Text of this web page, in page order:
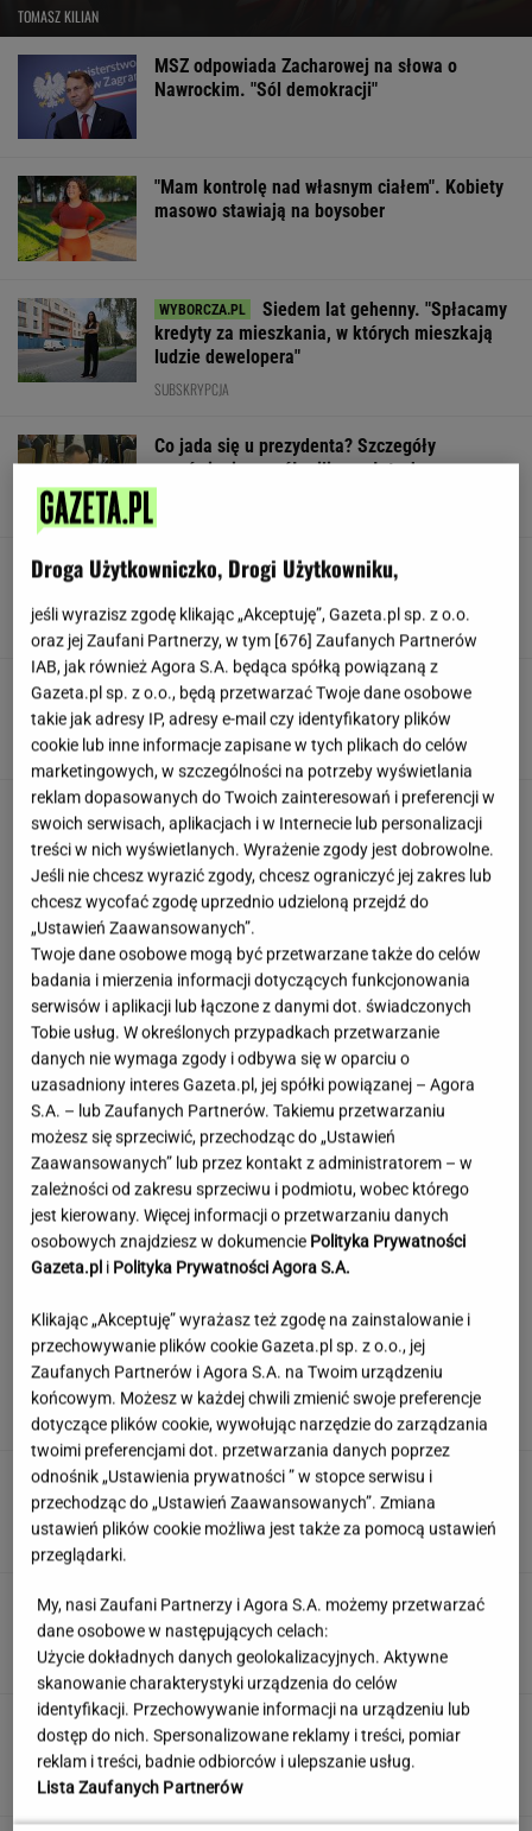
TOMASZ KILIAN
MSZ odpowiada Zacharowej na słowa o
Nawrockim. "Sól demokracji"
"Mam kontrolę nad własnym ciałem". Kobiety
masowo stawiają na boysober
Siedem lat gehenny. "Spłacamy
kredyty za mieszkania, w których mieszkają
ludzie dewelopera"
SUBSKRYPCJA
Co jada się u prezydenta? Szczegóły
zamówienia za pół miliona złotych
Nowe zdjęcie Johna Goodmana trafiło do
sieci. Aktor schudł 90 kg
"Poznajmy się bliżej". Nawrocka zaprasza
młode Polki
To najdłuższe jezioro w Polsce. Ma aż 16 wysp
Ten quiz oceni, czy jesteś bystrzakiem.
Zgarniesz 5/5 w Szybkiej Piątce?
"Mam nadzieję, że zrobią trzecią część". Po 20
latach wywołał burzę
Nie czekaj, aż będzie za późno. To może
oznaczać, że szkoła przestała służyć dziecku
MATERIAŁ PROMOCYJNY
Uruchomili "Tindera dla
medyków". Szybko zgłosili się też adwokaci
SUBSKRYPCJA
Droga Użytkowniczko, Drogi Użytkowniku,
jeśli wyrazisz zgodę klikając „Akceptuję”, Gazeta.pl sp. z o.o.
oraz jej Zaufani Partnerzy, w tym [676] Zaufanych Partnerów
IAB, jak również Agora S.A. będąca spółką powiązaną z
Gazeta.pl sp. z o.o., będą przetwarzać Twoje dane osobowe
takie jak adresy IP, adresy e-mail czy identyfikatory plików
cookie lub inne informacje zapisane w tych plikach do celów
marketingowych, w szczególności na potrzeby wyświetlania
reklam dopasowanych do Twoich zainteresowań i preferencji w
swoich serwisach, aplikacjach i w Internecie lub personalizacji
treści w nich wyświetlanych. Wyrażenie zgody jest dobrowolne.
Jeśli nie chcesz wyrazić zgody, chcesz ograniczyć jej zakres lub
chcesz wycofać zgodę uprzednio udzieloną przejdź do
„Ustawień Zaawansowanych”.
Twoje dane osobowe mogą być przetwarzane także do celów
badania i mierzenia informacji dotyczących funkcjonowania
serwisów i aplikacji lub łączone z danymi dot. świadczonych
Tobie usług. W określonych przypadkach przetwarzanie
danych nie wymaga zgody i odbywa się w oparciu o
uzasadniony interes Gazeta.pl, jej spółki powiązanej – Agora
S.A. – lub Zaufanych Partnerów. Takiemu przetwarzaniu
możesz się sprzeciwić, przechodząc do „Ustawień
Zaawansowanych” lub przez kontakt z administratorem – w
zależności od zakresu sprzeciwu i podmiotu, wobec którego
jest kierowany. Więcej informacji o przetwarzaniu danych
osobowych znajdziesz w dokumencie Polityka Prywatności
Gazeta.pl i Polityka Prywatności Agora S.A.
Klikając „Akceptuję” wyrażasz też zgodę na zainstalowanie i
przechowywanie plików cookie Gazeta.pl sp. z o.o., jej
Zaufanych Partnerów i Agora S.A. na Twoim urządzeniu
końcowym. Możesz w każdej chwili zmienić swoje preferencje
dotyczące plików cookie, wywołując narzędzie do zarządzania
twoimi preferencjami dot. przetwarzania danych poprzez
odnośnik „Ustawienia prywatności ” w stopce serwisu i
przechodząc do „Ustawień Zaawansowanych”. Zmiana
ustawień plików cookie możliwa jest także za pomocą ustawień
przeglądarki.
My, nasi Zaufani Partnerzy i Agora S.A. możemy przetwarzać
dane osobowe w następujących celach:
Użycie dokładnych danych geolokalizacyjnych. Aktywne
skanowanie charakterystyki urządzenia do celów
identyfikacji. Przechowywanie informacji na urządzeniu lub
dostęp do nich. Spersonalizowane reklamy i treści, pomiar
reklam i treści, badnie odbiorców i ulepszanie usług.
Lista Zaufanych Partnerów